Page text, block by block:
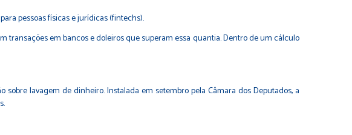
pessoas físicas e jurídicas (fintechs).
transações em bancos e doleiros que superam essa quantia. Dentro de um cálculo
lavagem de dinheiro. Instalada em setembro pela Câmara dos Deputados, a